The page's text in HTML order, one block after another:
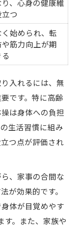
、心身の健康維
つ
始められ、転
筋力向上が期
入れるには、無
です。特に高齢
は身体への負担
生活習慣に組み
つ点が評価され
、家事の合間な
が効果的です。
体が目覚めやす
す。また、家族や